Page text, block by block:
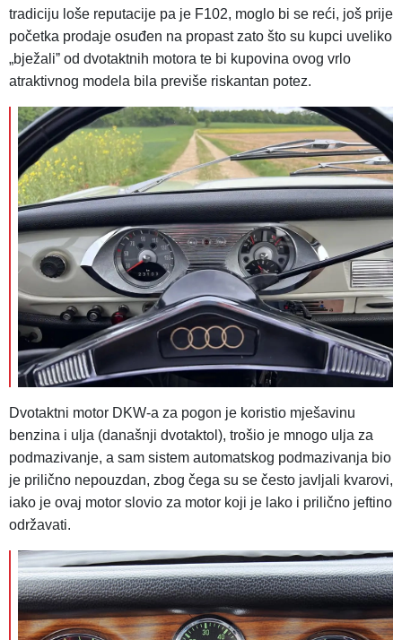
tradiciju loše reputacije pa je F102, moglo bi se reći, još prije
početka prodaje osuđen na propast zato što su kupci uveliko
„bježaliˮ od dvotaktnih motora te bi kupovina ovog vrlo
atraktivnog modela bila previše riskantan potez.
Dvotaktni motor DKW-a za pogon je koristio mješavinu
benzina i ulja (današnji dvotaktol), trošio je mnogo ulja za
podmazivanje, a sam sistem automatskog podmazivanja bio
je prilično nepouzdan, zbog čega su se često javljali kvarovi,
iako je ovaj motor slovio za motor koji je lako i prilično jeftino
održavati.